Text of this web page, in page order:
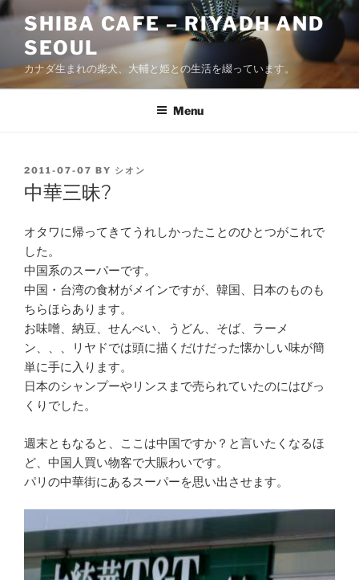
Skip
content
SHIBA CAFE – RIYADH AND
SEOUL
カナダ生まれの柴犬、大輔と姫との生活を綴っています。
Menu
POSTED
ON
2011-07-07 BY シオン
中華三昧?
オタワに帰ってきてうれしかったことのひとつがこれで
した。
中国系のスーパーです。
中国・台湾の食材がメインですが、韓国、日本のものも
ちらほらあります。
お味噌、納豆、せんべい、うどん、そば、ラーメ
ン、、、リヤドでは頭に描くだけだった懐かしい味が簡
単に手に入ります。
日本のシャンプーやリンスまで売られていたのにはびっ
くりでした。
週末ともなると、ここは中国ですか？と言いたくなるほ
ど、中国人買い物客で大賑わいです。
パリの中華街にあるスーパーを思い出させます。